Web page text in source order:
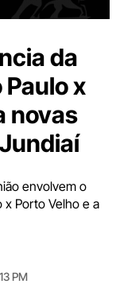
da
x
novas
envolvem o
x Porto Velho e a
PM